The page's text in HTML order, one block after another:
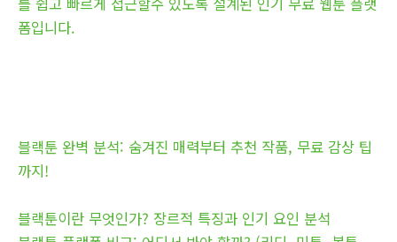
폼입니다.
블랙툰 완벽 분석: 숨겨진 매력부터 추천 작품, 무료 감상 팁
까지!
블랙툰이란 무엇인가? 장르적 특징과 인기 요인 분석